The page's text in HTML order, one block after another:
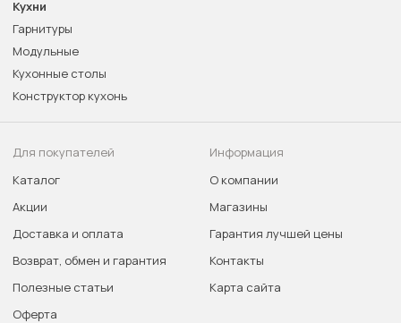
Кухни
Гарнитуры
Модульные
Кухонные столы
Конструктор кухонь
Для покупателей
Каталог
Акции
Доставка и оплата
Возврат, обмен и гарантия
Полезные статьи
Оферта
Информация
О компании
Магазины
Гарантия лучшей цены
Контакты
Карта сайта